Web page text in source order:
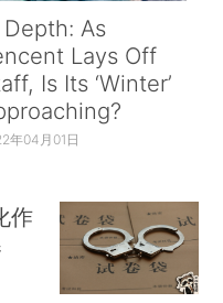
Depth: As
Lays Off
Is Its ‘Winter’
年04月01日
作